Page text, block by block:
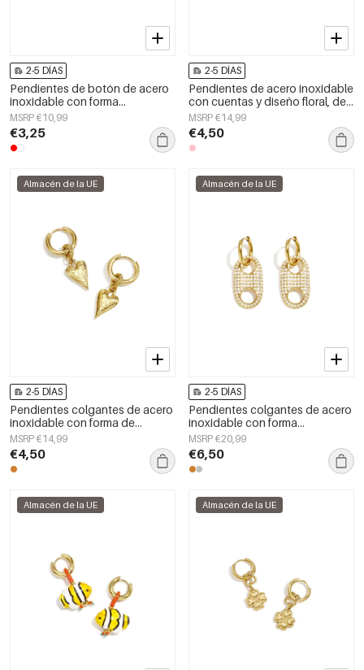
2-5 DÍAS
Pendientes de botón de acero
inoxidable con forma
geométrica, sencillos, de la
serie Daily Simple, joyería para
mujer.
MSRP €10,99
€3,25
2-5 DÍAS
Pendientes de acero inoxidable
con cuentas y diseño floral, de
la serie Cute Simple, joyería para
mujer.
MSRP €14,99
€4,50
Almacén de la UE
2-5 DÍAS
Pendientes colgantes de acero
inoxidable con forma de
corazón, sencillos, de la serie
Daily Simple, joyería para mujer.
MSRP €14,99
€4,50
Almacén de la UE
2-5 DÍAS
Pendientes colgantes de acero
inoxidable con forma
geométrica, sencillos para el día
a día, de la serie Simple. Joyería
para mujer.
MSRP €20,99
€6,50
Almacén de la UE Almacén de la UE